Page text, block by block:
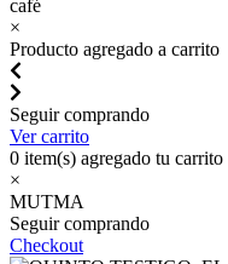
×
Producto agregado a carrito
Seguir comprando
Ver carrito
0 item(s) agregado tu carrito
×
MUTMA
Seguir comprando
Checkout